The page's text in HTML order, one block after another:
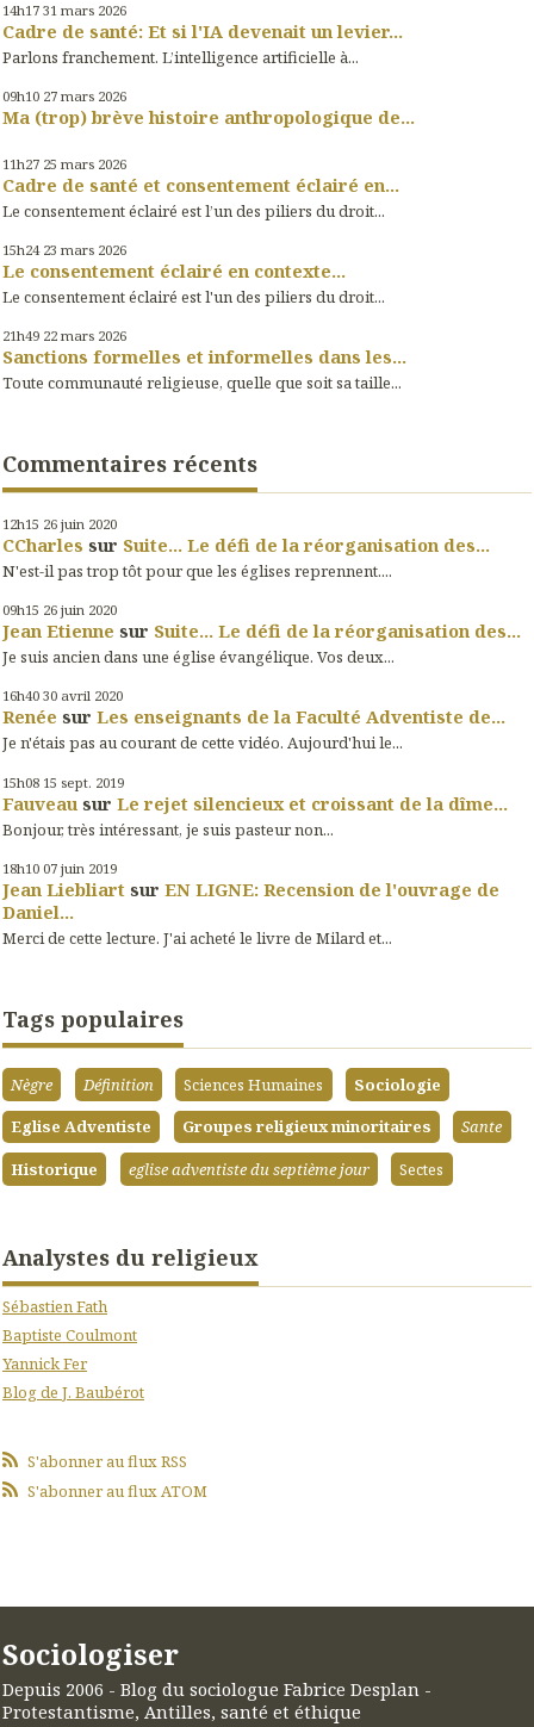
14h17 31 mars 2026
Cadre de santé: Et si l'IA devenait un levier...
Parlons franchement. L’intelligence artificielle à...
09h10 27 mars 2026
Ma (trop) brève histoire anthropologique de...
11h27 25 mars 2026
Cadre de santé et consentement éclairé en...
Le consentement éclairé est l’un des piliers du droit...
15h24 23 mars 2026
Le consentement éclairé en contexte...
Le consentement éclairé est l'un des piliers du droit...
21h49 22 mars 2026
Sanctions formelles et informelles dans les...
Toute communauté religieuse, quelle que soit sa taille...
Commentaires récents
12h15 26 juin 2020
CCharles sur Suite... Le défi de la réorganisation des...
N'est-il pas trop tôt pour que les églises reprennent....
09h15 26 juin 2020
Jean Etienne sur Suite... Le défi de la réorganisation des...
Je suis ancien dans une église évangélique. Vos deux...
16h40 30 avril 2020
Renée sur Les enseignants de la Faculté Adventiste de...
Je n'étais pas au courant de cette vidéo. Aujourd'hui le...
15h08 15 sept. 2019
Fauveau sur Le rejet silencieux et croissant de la dîme...
Bonjour, très intéressant, je suis pasteur non...
18h10 07 juin 2019
Jean Liebliart sur EN LIGNE: Recension de l'ouvrage de
Daniel...
Merci de cette lecture. J'ai acheté le livre de Milard et...
Tags populaires
Nègre Définition Sciences Humaines
Sociologie
Eglise Adventiste
Groupes religieux minoritaires
Sante
Historique
eglise adventiste du septième jour Sectes
Analystes du religieux
Sébastien Fath
Baptiste Coulmont
Yannick Fer
Blog de J. Baubérot
S'abonner au flux RSS
S'abonner au flux ATOM
Sociologiser
Depuis 2006 - Blog du sociologue Fabrice Desplan -
Protestantisme, Antilles, santé et éthique